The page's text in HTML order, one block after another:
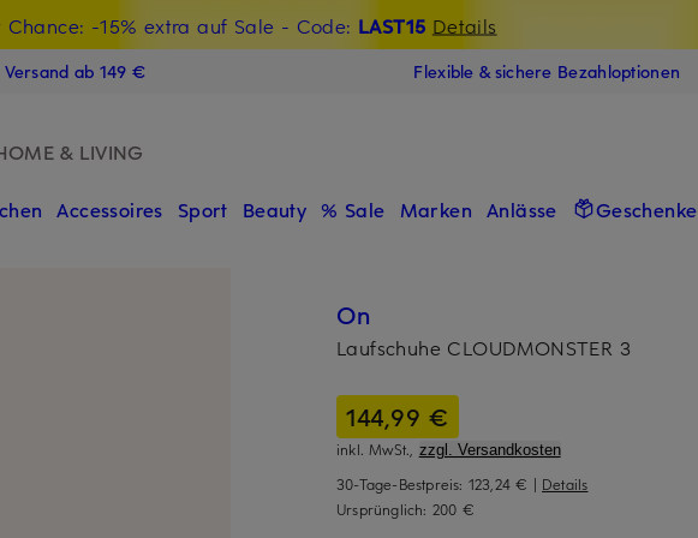
Chance: -15% extra auf Sale - Code: LAST15 Details
Willkommensgutschein mit Beyond sichern
ab 149 € Flexible & sichere Bezahloptionen
& LIVING
Accessoires Sport Beauty % Sale Marken Anlässe Geschenke
On
Laufschuhe CLOUDMONSTER 3
144,99 €
inkl. MwSt., zzgl. Versandkosten
30-Tage-Bestpreis: 123,24 € | Details
Ursprünglich: 200 €